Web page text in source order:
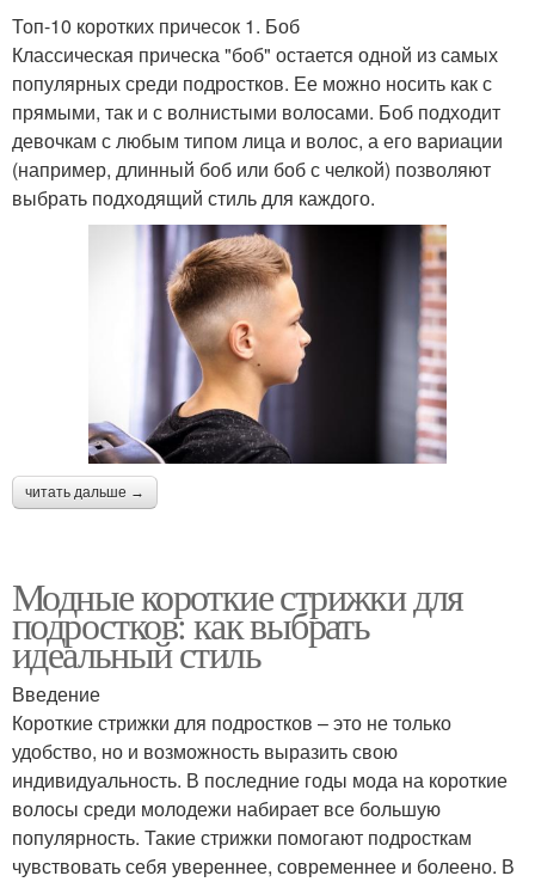
Топ-10 коротких причесок 1. Боб
Классическая прическа "боб" остается одной из самых
популярных среди подростков. Ее можно носить как с
прямыми, так и с волнистыми волосами. Боб подходит
девочкам с любым типом лица и волос, а его вариации
(например, длинный боб или боб с челкой) позволяют
выбрать подходящий стиль для каждого.
читать дальше →
Модные короткие стрижки для
подростков: как выбрать
идеальный стиль
Введение
Короткие стрижки для подростков – это не только
удобство, но и возможность выразить свою
индивидуальность. В последние годы мода на короткие
волосы среди молодежи набирает все большую
популярность. Такие стрижки помогают подросткам
чувствовать себя увереннее, современнее и болеено. В